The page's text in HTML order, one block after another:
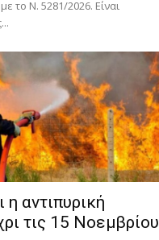
το Ν. 5281/2026. Είναι
η αντιπυρική
τις 15 Νοεμβρίου